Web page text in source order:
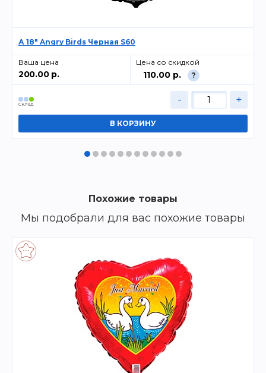
А 18" Angry Birds Черная S60
Ваша цена
200.00 р.
Цена со скидкой
110.00 р. ?
Cклад - +
Похожие товары
Мы подобрали для вас похожие товары